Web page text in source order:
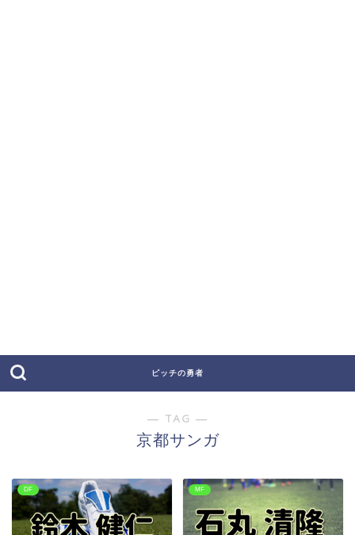
ピッチの勇者
― TAG ―
京都サンガ
DF MF